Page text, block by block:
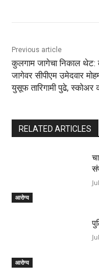
Previous article
कुलगाम जागेचा निकाल थेट:
जागेवर सीपीएम उमेदवार
युसूफ तारिगामी पुढे, स्कोअर
RELATED ARTICLES
आरोग्य
आरोग्य